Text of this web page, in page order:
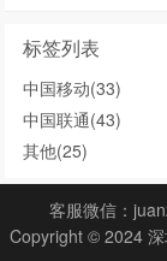
标签列表
中国移动(33)
中国联通(43)
其他(25)
客服微信：
Copyright © 2024